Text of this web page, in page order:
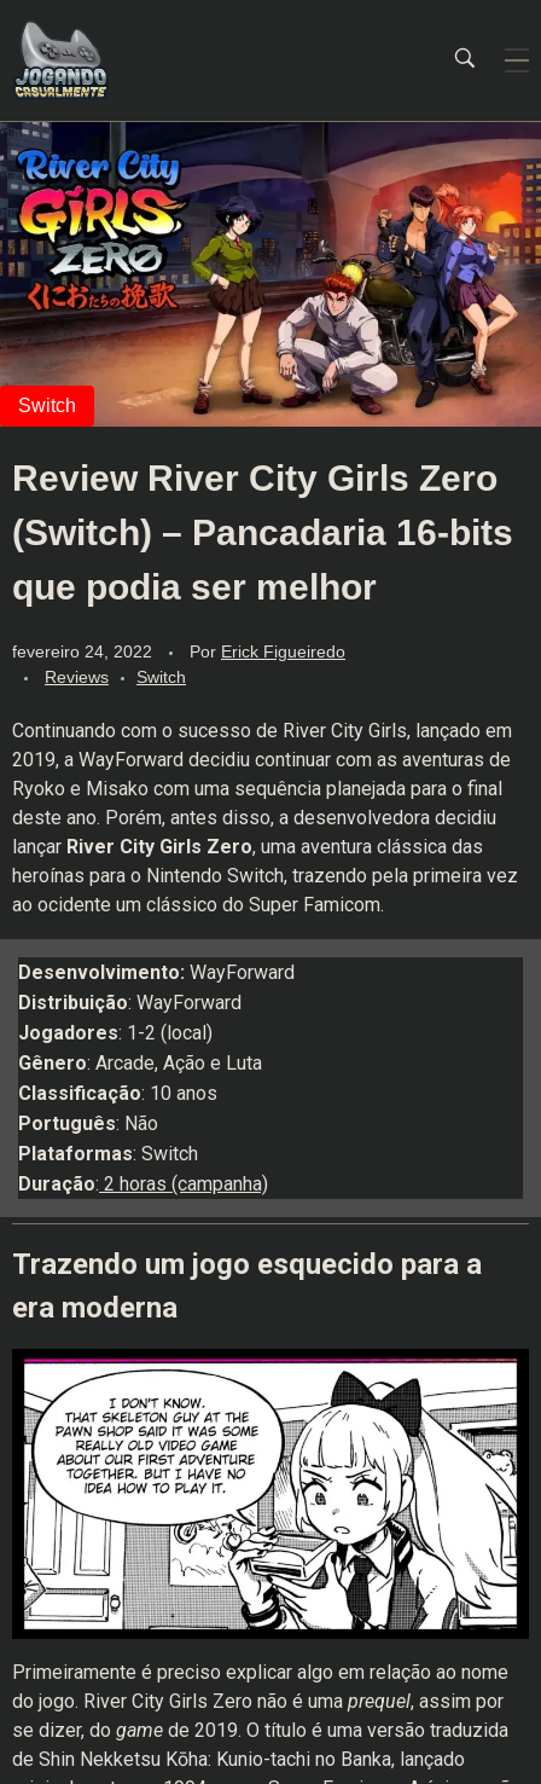
Jogando Casualmente
Conteúdo family friendly sobre games! Desde 2019 analisando jogos.
Review River City Girls Zero
(Switch) – Pancadaria 16-bits
que podia ser melhor
fevereiro 24, 2022 Por Erick Figueiredo
Reviews
Switch
Continuando com o sucesso de River City Girls, lançado em
2019, a WayForward decidiu continuar com as aventuras de
Ryoko e Misako com uma sequência planejada para o final
deste ano. Porém, antes disso, a desenvolvedora decidiu
lançar River City Girls Zero, uma aventura clássica das
heroínas para o Nintendo Switch, trazendo pela primeira vez
ao ocidente um clássico do Super Famicom.
Desenvolvimento: WayForward
Distribuição: WayForward
Jogadores: 1-2 (local)
Gênero: Arcade, Ação e Luta
Classificação: 10 anos
Português: Não
Plataformas: Switch
Duração: 2 horas (campanha)
Trazendo um jogo esquecido para a
era moderna
Primeiramente é preciso explicar algo em relação ao nome
do jogo. River City Girls Zero não é uma prequel, assim por
se dizer, do game de 2019. O título é uma versão traduzida
de Shin Nekketsu Kōha: Kunio-tachi no Banka, lançado